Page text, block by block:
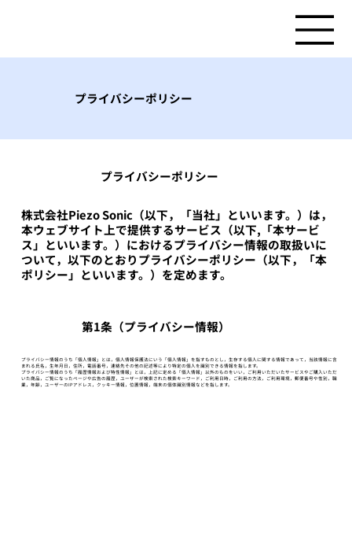
プライバシーポリシー
​プライバシーポリシー
株式会社Piezo Sonic（以下，「当社」といいます。）は，
本ウェブサイト上で提供するサービス（以下,「本サービ
ス」といいます。）におけるプライバシー情報の取扱いに
ついて，以下のとおりプライバシーポリシー（以下，「本
ポリシー」といいます。）を定めます。
第1条（プライバシー情報）
プライバシー情報のうち「個人情報」とは，個人情報保護法にいう「個人情報」を指すものとし，生存する個人に関する情報であって，当該情報に含
まれる氏名，生年月日，住所，電話番号，連絡先その他の記述等により特定の個人を識別できる情報を指します。
プライバシー情報のうち「履歴情報および特性情報」とは，上記に定める「個人情報」以外のものをいい，ご利用いただいたサービスやご購入いただ
いた商品，ご覧になったページや広告の履歴，ユーザーが検索された検索キーワード，ご利用日時，ご利用の方法，ご利用環境，郵便番号や性別，職
業，年齢，ユーザーのIPアドレス，クッキー情報，位置情報，端末の個体識別情報などを指します。